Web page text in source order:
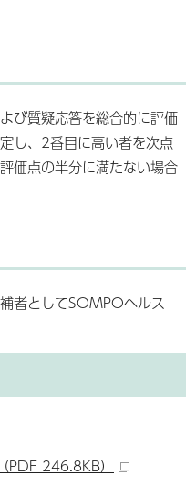
び質疑応答を総合的に評価
し、2番目に高い者を次点
価点の半分に満たない場合
者としてSOMPOヘルス
PDF 246.8KB）